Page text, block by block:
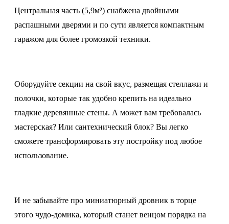
Центральная часть (5,9м²) снабжена двойными
распашными дверями и по сути является компактным
гаражом для более громозкой техники.
Оборудуйте секции на свой вкус, размещая стеллажи и
полочки, которые так удобно крепить на идеально
гладкие деревянные стены. А может вам требовалась
мастерская? Или сантехнический блок? Вы легко
сможете трансформировать эту постройку под любое
использование.
И не забывайте про миниатюрный дровник в торце
этого чудо-домика, который станет венцом порядка на